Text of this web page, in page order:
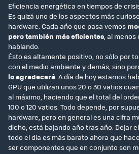
Eficiencia energética en tiempos de
Es quizá uno de los aspectos más
hardware. Cada año que pasa vemos
pero también más eficientes , al
hablando.
Ésto es altamente positivo, no sólo por
con el medio ambiente y demás, sino
lo agradecerá . A día de hoy estamos
GPU que utilizan unos 20 o 30 vatios
al máximo, haciendo que el total del
100 o 120 vatios. Todo depende, por
hardware, pero en general es una cifra
dicho, está bajando año tras año. Dejar
todo el día es más barato ahora que
ser componentes que en conjunto son